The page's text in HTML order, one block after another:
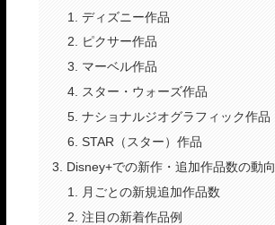
ディズニー作品
ピクサー作品
マーベル作品
スター・ウォーズ作品
ナショナルジオグラフィック作品
STAR（スター）作品
Disney+での新作・追加作品数の動向
月ごとの新規追加作品数
注目の新着作品例